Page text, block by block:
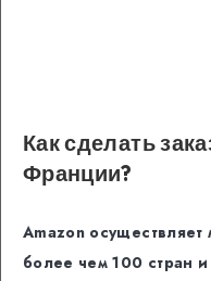
Как сделать
Франции?
Amazon
более чем 100 стран